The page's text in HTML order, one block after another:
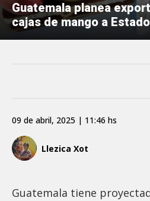
Guatemala planea
cajas de mango a
Llezica Xot
09 de abril, 2025 | 11:46 hs
Guatemala tiene